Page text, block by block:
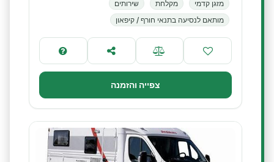
מזגן קדמי מקלחת
שירותים
מותאם לנסיעה בתנאי חורף / קיפאון
צפייה והזמנה